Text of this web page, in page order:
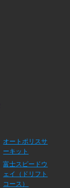
オートポリスサ
ーキット
富士スピードウ
ェイ（ドリフト
コース）